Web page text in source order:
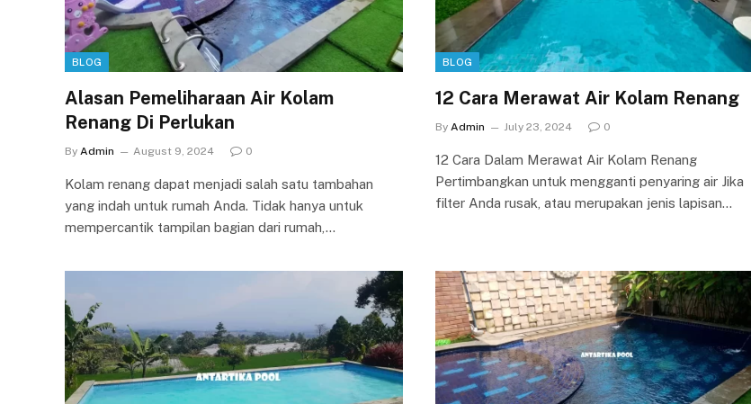
BLOG
Alasan Pemeliharaan Air Kolam
Renang Di Perlukan
By Admin August 9, 2024 0
Kolam renang dapat menjadi salah satu tambahan
yang indah untuk rumah Anda. Tidak hanya untuk
mempercantik tampilan bagian dari rumah,…
BLOG
12 Cara Merawat Air Kolam Renang
By Admin July 23, 2024 0
12 Cara Dalam Merawat Air Kolam Renang
Pertimbangkan untuk mengganti penyaring air Jika
filter Anda rusak, atau merupakan jenis lapisan…